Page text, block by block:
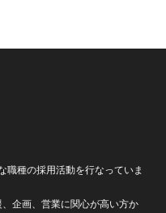
職種の採用活動を行なっていま
企画、営業に関心が高い方か